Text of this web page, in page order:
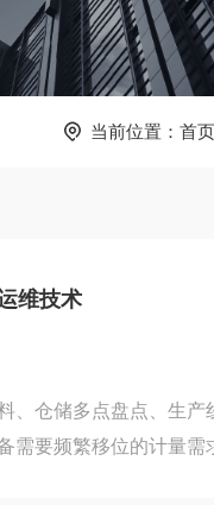
当前位置： 首页
维技术
、仓储多点盘点、生产
需要频繁移位的计量需